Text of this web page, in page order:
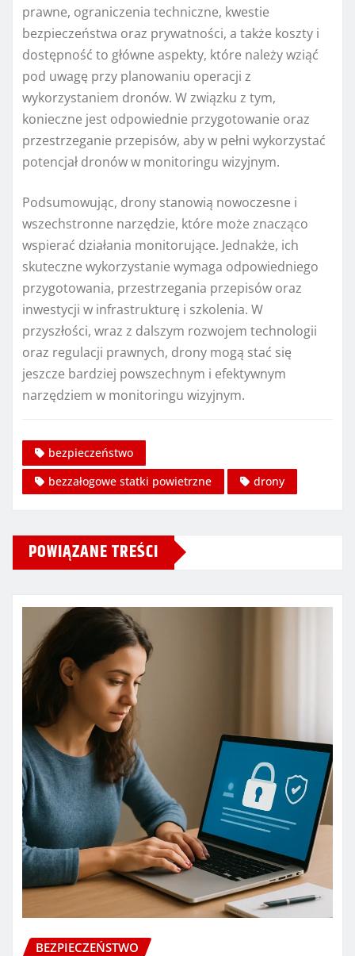
prawne, ograniczenia techniczne, kwestie
bezpieczeństwa oraz prywatności, a także koszty i
dostępność to główne aspekty, które należy wziąć
pod uwagę przy planowaniu operacji z
wykorzystaniem dronów. W związku z tym,
konieczne jest odpowiednie przygotowanie oraz
przestrzeganie przepisów, aby w pełni wykorzystać
potencjał dronów w monitoringu wizyjnym.
Podsumowując, drony stanowią nowoczesne i
wszechstronne narzędzie, które może znacząco
wspierać działania monitorujące. Jednakże, ich
skuteczne wykorzystanie wymaga odpowiedniego
przygotowania, przestrzegania przepisów oraz
inwestycji w infrastrukturę i szkolenia. W
przyszłości, wraz z dalszym rozwojem technologii
oraz regulacji prawnych, drony mogą stać się
jeszcze bardziej powszechnym i efektywnym
narzędziem w monitoringu wizyjnym.
bezpieczeństwo
bezzałogowe statki powietrzne
drony
POWIĄZANE TREŚCI
BEZPIECZEŃSTWO